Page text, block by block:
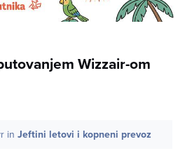
Wizzair-om
inJeftini letovi i kopneni prevoz